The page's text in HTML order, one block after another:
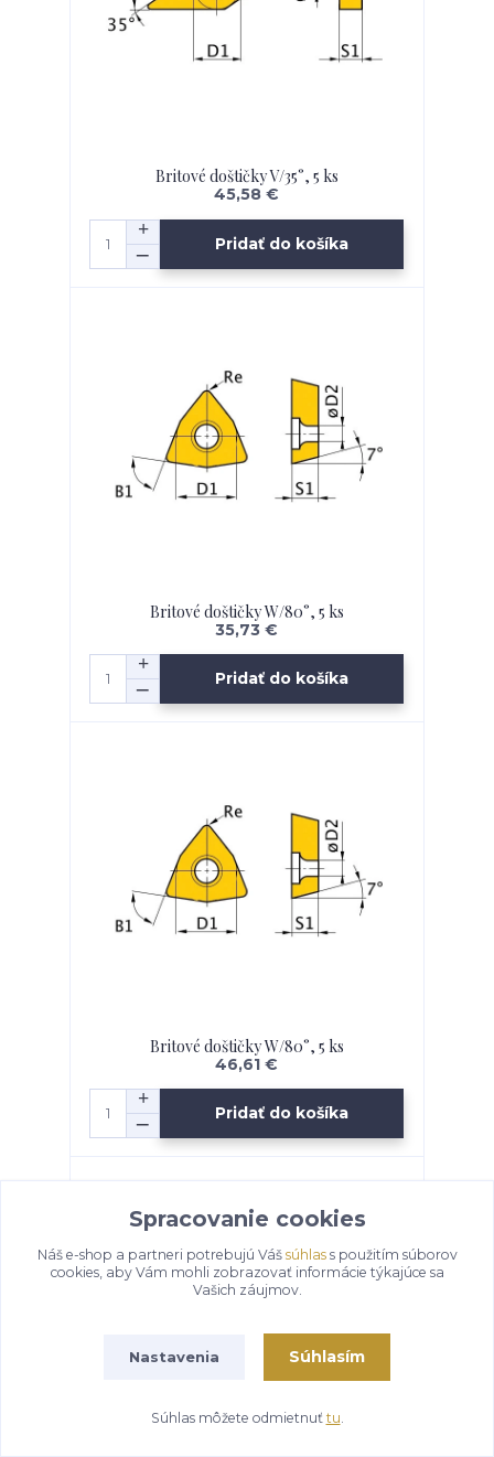
Britové doštičky V/35°, 5 ks
45,58 €
Pridať do košíka
Britové doštičky W/80°, 5 ks
35,73 €
Pridať do košíka
Britové doštičky W/80°, 5 ks
46,61 €
Pridať do košíka
Spracovanie cookies
Náš e-shop a partneri potrebujú Váš súhlass použitím súborov
cookies, aby Vám mohli zobrazovať informácie týkajúce sa
Vašich záujmov.
Nastavenia Súhlasím
Súhlas môžete odmietnuť tu